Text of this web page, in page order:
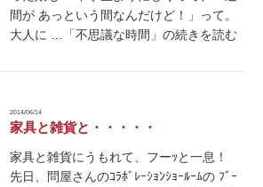
間が あっという間なんだけど！」って。
大人に …「不思議な時間」の続きを読む
2014/06/14
家具と雑貨と・・・・・
家具と雑貨にうもれて、フーｯと一息！
先日、問屋さんのｺﾗﾎﾞﾚｰｼｮﾝｼｮｰﾙｰﾑの ﾌﾞｰ